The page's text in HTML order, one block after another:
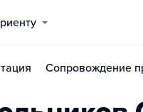
Сопровождение